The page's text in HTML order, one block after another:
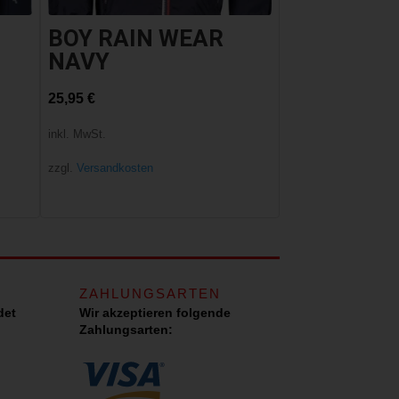
BOY RAIN WEAR
NAVY
25,95 €
inkl. MwSt.
zzgl. Versandkosten
ZAHLUNGSARTEN
Wir akzeptieren folgende
Zahlungsarten: